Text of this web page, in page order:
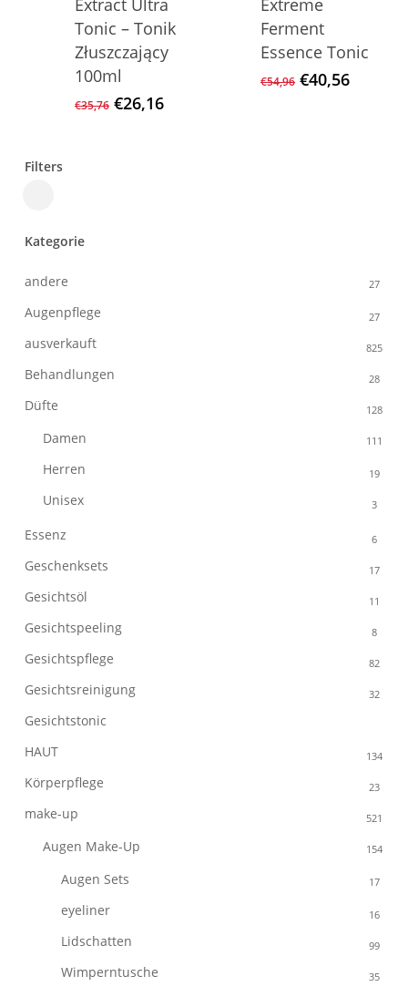
Extract Ultra
Tonic – Tonik
Złuszczający
100ml
€35,76 Ursprünglicher
€26,16Aktueller
Extreme
Ferment
Essence Tonic
€54,96 €40,56
Filters
Kategorie
andere 27
Augenpflege 27
ausverkauft 825
Behandlungen 28
Düfte 128
Damen 111
Herren 19
Unisex 3
Essenz 6
Geschenksets 17
Gesichtsöl 11
Gesichtspeeling 8
Gesichtspflege 82
Gesichtsreinigung 32
Gesichtstonic
HAUT 134
Körperpflege 23
make-up 521
Augen Make-Up 154
Augen Sets 17
eyeliner 16
Lidschatten 99
Wimperntusche 35